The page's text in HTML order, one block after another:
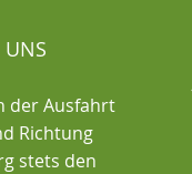
UNS
der Ausfahrt
Richtung
stets den